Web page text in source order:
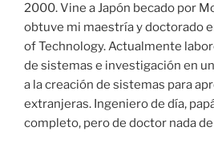
2000. Vine a Japón becado por
obtuve mi maestría y doctorado
of Technology. Actualmente
de sistemas e investigación en
a la creación de sistemas para
extranjeras. Ingeniero de día,
completo, pero de doctor nada de